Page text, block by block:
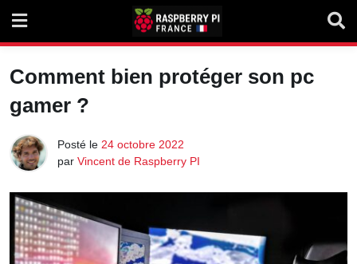
content
Comment bien protéger son pc
gamer ?
Posté le 24 octobre 2022
par Vincent de Raspberry PI